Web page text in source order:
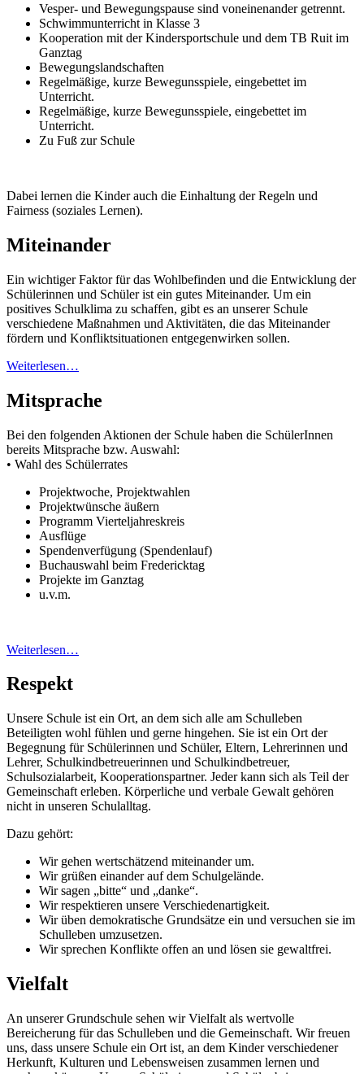
Vesper- und Bewegungspause sind voneinenander getrennt.
Schwimmunterricht in Klasse 3
Kooperation mit der Kindersportschule und dem TB Ruit im
Ganztag
Bewegungslandschaften
Regelmäßige, kurze Bewegunsspiele, eingebettet im
Unterricht.
Regelmäßige, kurze Bewegunsspiele, eingebettet im
Unterricht.
Zu Fuß zur Schule
Dabei lernen die Kinder auch die Einhaltung der Regeln und
Fairness (soziales Lernen).
Miteinander
Ein wichtiger Faktor für das Wohlbefinden und die Entwicklung der
Schülerinnen und Schüler ist ein gutes Miteinander. Um ein
positives Schulklima zu schaffen, gibt es an unserer Schule
verschiedene Maßnahmen und Aktivitäten, die das Miteinander
fördern und Konfliktsituationen entgegenwirken sollen.
Weiterlesen…
Mitsprache
Bei den folgenden Aktionen der Schule haben die SchülerInnen
bereits Mitsprache bzw. Auswahl:
• Wahl des Schülerrates
Projektwoche, Projektwahlen
Projektwünsche äußern
Programm Vierteljahreskreis
Ausflüge
Spendenverfügung (Spendenlauf)
Buchauswahl beim Fredericktag
Projekte im Ganztag
u.v.m.
Weiterlesen…
Respekt
Unsere Schule ist ein Ort, an dem sich alle am Schulleben
Beteiligten wohl fühlen und gerne hingehen. Sie ist ein Ort der
Begegnung für Schülerinnen und Schüler, Eltern, Lehrerinnen und
Lehrer, Schulkindbetreuerinnen und Schulkindbetreuer,
Schulsozialarbeit, Kooperationspartner. Jeder kann sich als Teil der
Gemeinschaft erleben. Körperliche und verbale Gewalt gehören
nicht in unseren Schulalltag.
Dazu gehört:
Wir gehen wertschätzend miteinander um.
Wir grüßen einander auf dem Schulgelände.
Wir sagen „bitte“ und „danke“.
Wir respektieren unsere Verschiedenartigkeit.
Wir üben demokratische Grundsätze ein und versuchen sie im
Schulleben umzusetzen.
Wir sprechen Konflikte offen an und lösen sie gewaltfrei.
Vielfalt
An unserer Grundschule sehen wir Vielfalt als wertvolle
Bereicherung für das Schulleben und die Gemeinschaft. Wir freuen
uns, dass unsere Schule ein Ort ist, an dem Kinder verschiedener
Herkunft, Kulturen und Lebensweisen zusammen lernen und